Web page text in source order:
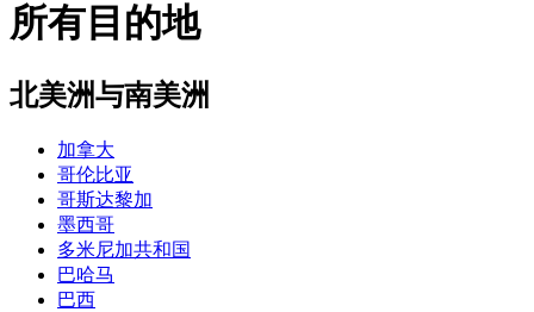
所有目的地
北美洲与南美洲
加拿大
哥伦比亚
哥斯达黎加
墨西哥
多米尼加共和国
巴哈马
巴西